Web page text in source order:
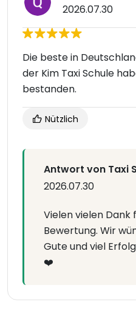
2026.07.30
Die beste in
der Kim Taxi Schule
bestanden.
Nützlich
Antwort von Taxi
2026.07.30
Vielen vielen Dank
Bewertung. Wir
Gute und viel
❤️